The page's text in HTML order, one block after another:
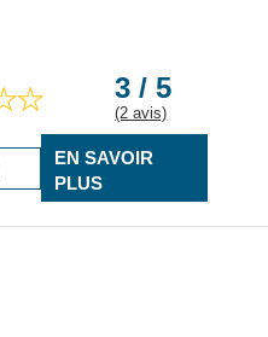
3 / 5
(2 avis)
EN SAVOIR
PLUS